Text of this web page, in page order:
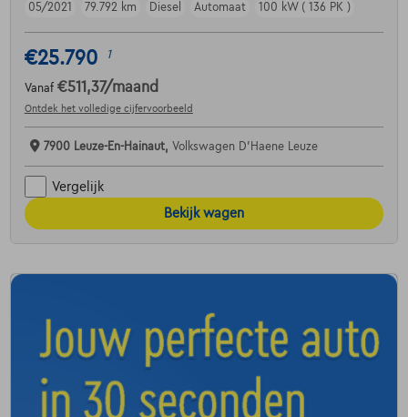
05/2021
79.792 km Diesel Automaat 100 kW ( 136 PK )
€25.790 1
Vanaf €511,37/maand
Ontdek het volledige cijfervoorbeeld
7900 Leuze-En-Hainaut, Volkswagen D'Haene Leuze
Vergelijk
Bekijk wagen